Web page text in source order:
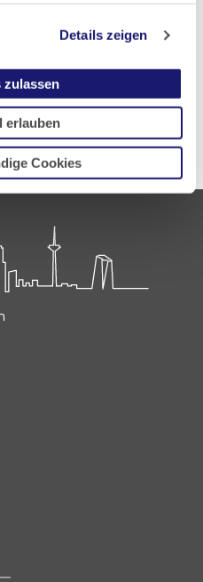
Details zeigen
zulassen
erlauben
Cookies